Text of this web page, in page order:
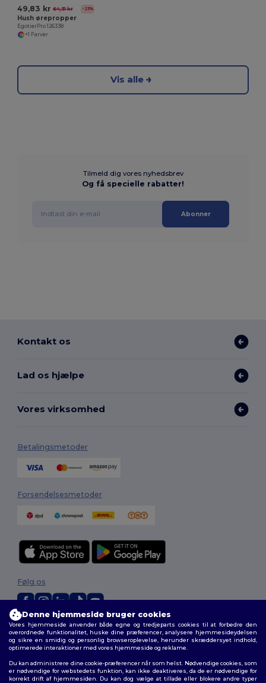
49,83 kr 64,31 kr -23%
Hush ørepropper
EgotierPro 126338
+1 Farver
Vis alle
Tilmeld dig vores nyhedsbrev
Og få specielle rabatter!
Abonner
Kontakt os
Lad os hjælpe
Vores virksomhed
Betalingsmetoder
Forsendelsesmetoder
2026. Alle rettigheder forbeholdes
Vilkår og Betingelser|Tilpasset politik|Fortrolighedspolitik|Politik for
cookies|Sitemap
Følg os
Denne hjemmeside bruger cookies
Vores hjemmeside anvender både egne og tredjeparts cookies til at forbedre den
overordnede funktionalitet, huske dine præferencer, analysere hjemmesideydelsen
og sikre en smidig og personlig browseroplevelse, herunder skræddersyet indhold,
optimerede interaktioner med vores hjemmeside og reklame.
Du kan administrere dine cookie-præferencer når som helst. Nødvendige cookies, som
er nødvendige for webstedets funktion, kan ikke deaktiveres, da de er nødvendige for
korrekt drift af hjemmesiden. Du kan dog vælge at tillade eller blokere andre typer